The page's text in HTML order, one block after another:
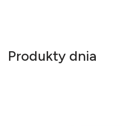
Produkty dnia